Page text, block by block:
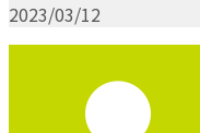
2023/03/12